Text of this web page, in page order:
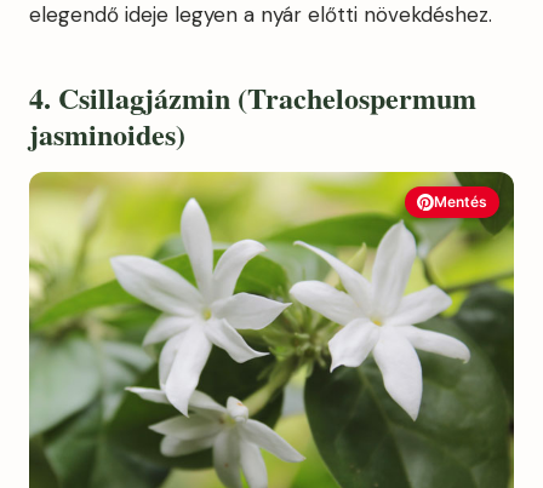
elegendő ideje legyen a nyár előtti növekdéshez.
4. Csillagjázmin (Trachelospermum
jasminoides)
Mentés